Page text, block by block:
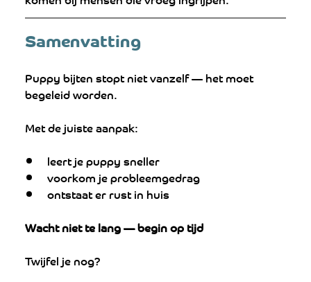
Samenvatting
Puppy bijten stopt niet vanzelf — het moet
begeleid worden.
Met de juiste aanpak:
leert je puppy sneller
voorkom je probleemgedrag
ontstaat er rust in huis
Wacht niet te lang — begin op tijd
Twijfel je nog?